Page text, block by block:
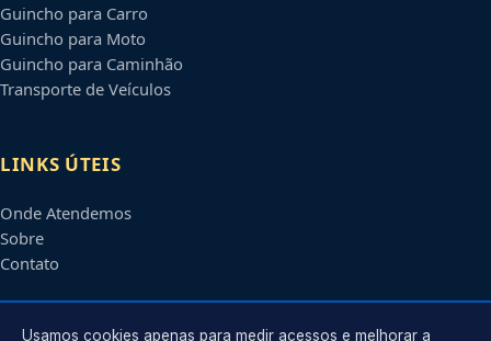
Guincho para Carro
Guincho para Moto
Guincho para Caminhão
Transporte de Veículos
LINKS ÚTEIS
Onde Atendemos
Sobre
Contato
Usamos cookies apenas para medir acessos e melhorar a